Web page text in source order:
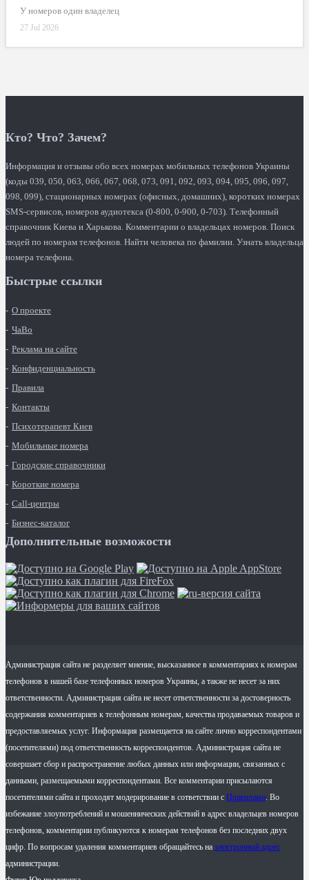
У номеров один владелец
27 Jul 2026
Кто? Что? Зачем?
Информация и отзывы обо всех номерах мобильных телефонов Украины
(коды 039, 050, 063, 066, 067, 068, 073, 091, 092, 093, 094, 095, 096, 097,
098, 099), стационарных номерах (офисных, домашних), коротких номерах
SMS-сервисов, номеров аудиотекса (0-800, 0-900, 0-703). Телефонный
справочник Киева и Харькова. Комментарии о владельцах номеров. Поиск
людей по номерам телефонов. Найти человека по фамилии. Узнать владельца
номера телефона.
Быстрые ссылки
О проекте
ЧаВо
Реклама на сайте
Конфиденциальность
Правила
Контакты
Психотерапевт Киев
Мобильные номера
Городские справочники
Короткие номера
Call-центры
Бизнес-каталог
Дополнительные возможости
Администрация сайта не разделяет мнение, высказанное в комментариях к номерам
телефонов в нашей базе телефонных номеров Украины, а также не несет за них
ответственности. Администрация сайта не несет ответственности за достоверность
содержания комментариев к телефонным номерам, качества продаваемых товаров и
предоставляемых услуг. Информация размещается на сайте лично корреспондентами
(посетителями) под ответственность корреспондентов. Администрация сайта не
совершает сбор и распространение любых данных или информации, связанных с
данными, размещаемыми корреспондентами. Все комментарии присылаются
посетителями сайта и проходят модерирование в сответствии с Правилами. Во
избежание злоупотреблений и мошеннических действий в адрес владельцев номеров
телефонов, комментарии публикуются к номерам телефонов без последних двух
цифр. По вопросам удаления комментариев обращайтесь на электронный адрес
администрации.